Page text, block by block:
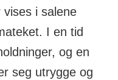
i salene
I en tid
og en
seg utrygge og